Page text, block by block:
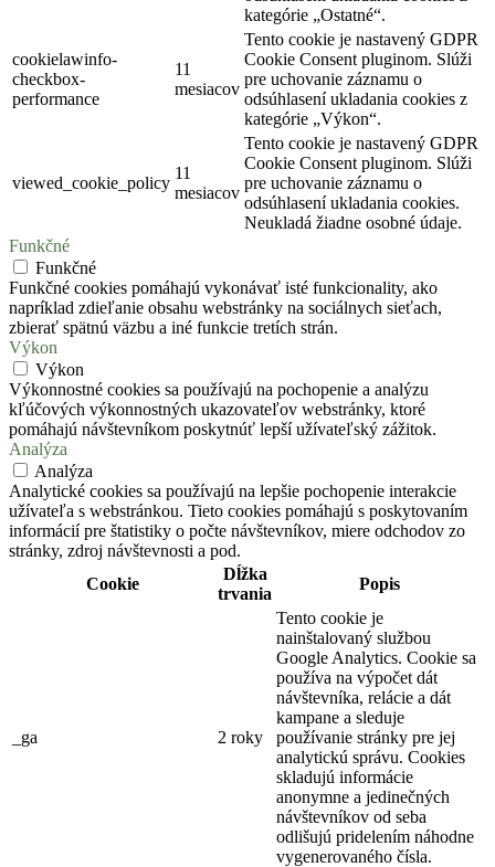
kategórie „Ostatné“.
cookielawinfo-
checkbox-
performance
11
mesiacov
Tento cookie je nastavený GDPR
Cookie Consent pluginom. Slúži
pre uchovanie záznamu o
odsúhlasení ukladania cookies z
kategórie „Výkon“.
viewed_cookie_policy
11
mesiacov
Tento cookie je nastavený GDPR
Cookie Consent pluginom. Slúži
pre uchovanie záznamu o
odsúhlasení ukladania cookies.
Neukladá žiadne osobné údaje.
Funkčné
Funkčné
Funkčné cookies pomáhajú vykonávať isté funkcionality, ako
napríklad zdieľanie obsahu webstránky na sociálnych sieťach,
zbierať spätnú väzbu a iné funkcie tretích strán.
Výkon
Výkon
Výkonnostné cookies sa používajú na pochopenie a analýzu
kľúčových výkonnostných ukazovateľov webstránky, ktoré
pomáhajú návštevníkom poskytnúť lepší užívateľský zážitok.
Analýza
Analýza
Analytické cookies sa používajú na lepšie pochopenie interakcie
užívateľa s webstránkou. Tieto cookies pomáhajú s poskytovaním
informácií pre štatistiky o počte návštevníkov, miere odchodov zo
stránky, zdroj návštevnosti a pod.
Cookie
Dĺžka
trvania
Popis
_ga 2 roky
Tento cookie je
nainštalovaný službou
Google Analytics. Cookie sa
používa na výpočet dát
návštevníka, relácie a dát
kampane a sleduje
používanie stránky pre jej
analytickú správu. Cookies
skladujú informácie
anonymne a jedinečných
návštevníkov od seba
odlišujú pridelením náhodne
vygenerovaného čísla.